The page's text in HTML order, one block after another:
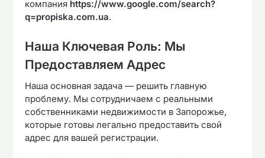
компания https://www.google.com/search?
q=propiska.com.ua.
Наша Ключевая Роль: Мы
Предоставляем Адрес
Наша основная задача — решить главную
проблему. Мы сотрудничаем с реальными
собственниками недвижимости в Запорожье,
которые готовы легально предоставить свой
адрес для вашей регистрации.